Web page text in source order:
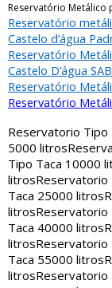
Reservatório Metálico
Reservatório
Castelo d’água
Reservatório
Castelo D’água
Reservatório
Reservatório
Reservatorio Tipo
5000 litros
Tipo Taca 10000
litrosReservatorio
Taca 25000 litros
litrosReservatorio
Taca 40000 litros
litrosReservatorio
Taca 55000 litros
litrosReservatorio